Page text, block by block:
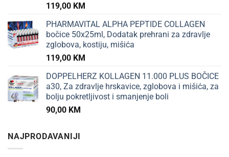
119,00 KM
PHARMAVITAL ALPHA PEPTIDE COLLAGEN
bočice 50x25ml, Dodatak prehrani za zdravlje
zglobova, kostiju, mišića
119,00 KM
DOPPELHERZ KOLLAGEN 11.000 PLUS BOČICE
a30, Za zdravlje hrskavice, zglobova i mišića, za
bolju pokretljivost i smanjenje boli
90,00 KM
NAJPRODAVANIJI